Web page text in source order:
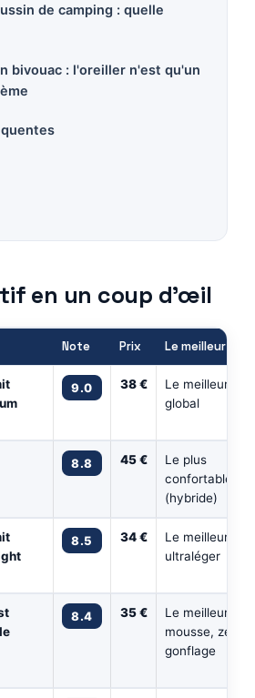
de camping : quelle
bivouac : l'oreiller n'est qu'un
en un coup d’œil
Note Prix Le meilleur pour
9.0 38 €
Le meilleur
global
8.8 45 €
Le plus
confortable
(hybride)
8.5 34 €
Le meilleur
ultraléger
8.4 35 €
Le meilleur en
mousse, zéro
gonflage